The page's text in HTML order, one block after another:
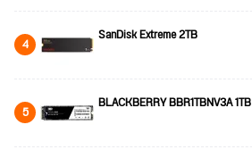
4 SanDisk Extreme 2TB
5 BLACKBERRY BBR1TBNV3A 1TB